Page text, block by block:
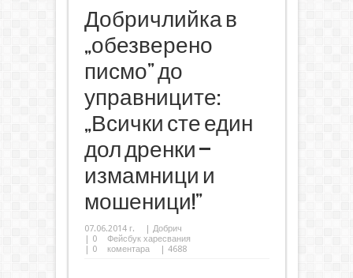
Добричлийка в
„обезверено
писмо” до
управниците:
„Всички сте един
дол дренки –
измамници и
мошеници!”
07.06.2014 г. | Добрич
| 0
Фейсбук харесвания
| 0 коментара | 4688